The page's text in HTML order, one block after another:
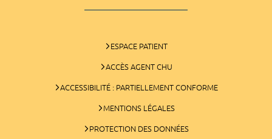
ESPACE PATIENT
ACCÈS AGENT CHU
ACCESSIBILITÉ : PARTIELLEMENT CONFORME
MENTIONS LÉGALES
PROTECTION DES DONNÉES